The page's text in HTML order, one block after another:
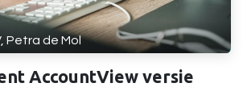
Petra de Mol
AccountView versie